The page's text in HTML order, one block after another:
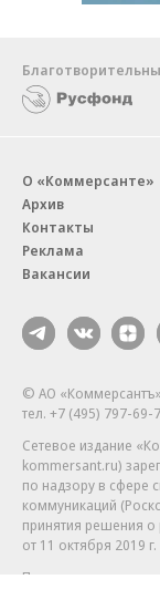
О «Коммерсанте»
Архив
Контакты
Реклама
Вакансии
© АО
тел. +7 (495) 797-69-
Сетевое издание
kommersant.ru)
по надзору в сфере
коммуникаций
принятия решения о
от 11 октября 2019 г.
Партнерские